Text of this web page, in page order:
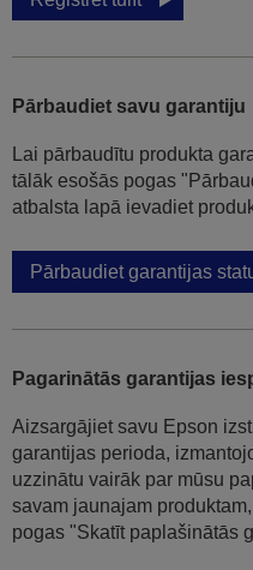
Pārbaudiet savu garantiju
Lai pārbaudītu produkta
tālāk esošās pogas
atbalsta lapā ievadiet
Pārbaudiet garantijas
Pagarinātās garantijas
Aizsargājiet savu Epson
garantijas perioda,
uzzinātu vairāk par mūsu
savam jaunajam
pogas "Skatīt paplašinātās